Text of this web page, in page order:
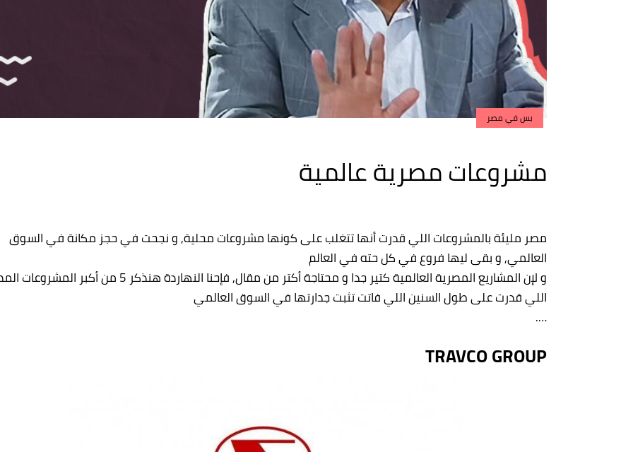
بس في مصر
مشروعات مصرية عالمية
مصر مليئة بالمشروعات اللي قدرت أنها تتغلب على كونها مشروعات محلية, و نجحت في حجز مكانة في السوق
العالمي, و بقى ليها فروع في كل حته في العالم
و لإن المشاريع المصرية العالمية كتير جدا و محتاجة أكتر من مقال, فإحنا النهاردة هنذكر 5 من
اللي قدرت على طول السنين اللي فاتت تثبت جدارتها في السوق العالمي
….
TRAVCO GROUP